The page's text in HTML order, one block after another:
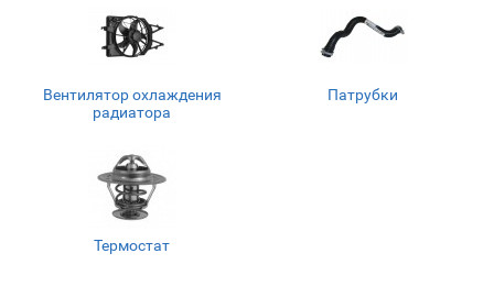
Вентилятор охлаждения
радиатора
Патрубки
Термостат